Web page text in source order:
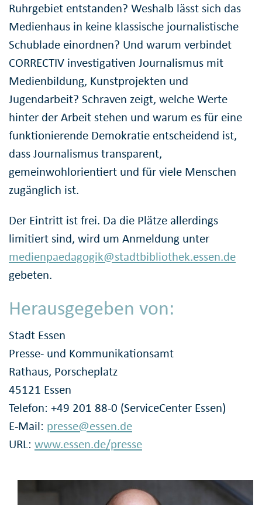
Ruhrgebiet entstanden? Weshalb lässt sich das
Medienhaus in keine klassische journalistische
Schublade einordnen? Und warum verbindet
CORRECTIV investigativen Journalismus mit
Medienbildung, Kunstprojekten und
Jugendarbeit? Schraven zeigt, welche Werte
hinter der Arbeit stehen und warum es für eine
funktionierende Demokratie entscheidend ist,
dass Journalismus transparent,
gemeinwohlorientiert und für viele Menschen
zugänglich ist.
Der Eintritt ist frei. Da die Plätze allerdings
limitiert sind, wird um Anmeldung unter
medienpaedagogik@stadtbibliothek.essen.de
gebeten.
Herausgegeben von:
Stadt Essen
Presse- und Kommunikationsamt
Rathaus, Porscheplatz
45121 Essen
Telefon: +49 201 88-0 (ServiceCenter Essen)
E-Mail: presse@essen.de
URL: www.essen.de/presse